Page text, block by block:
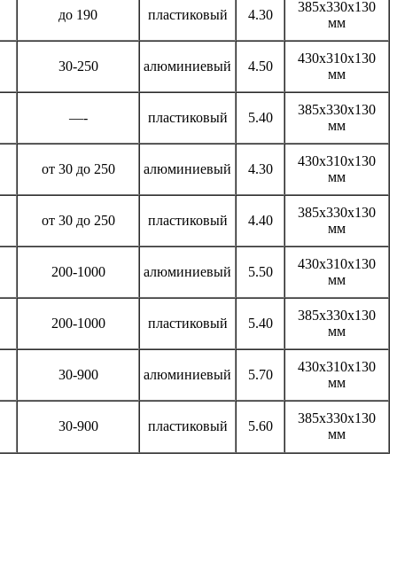
до 190 пластиковый 4.30
385х330х130
мм
30-250 алюминиевый 4.50
430х310х130
мм
—- пластиковый 5.40
385х330х130
мм
от 30 до 250 алюминиевый 4.30
430х310х130
мм
от 30 до 250 пластиковый 4.40
385х330х130
мм
200-1000 алюминиевый 5.50
430х310х130
мм
200-1000 пластиковый 5.40
385х330х130
мм
30-900 алюминиевый 5.70
430х310х130
мм
30-900 пластиковый 5.60
385х330х130
мм